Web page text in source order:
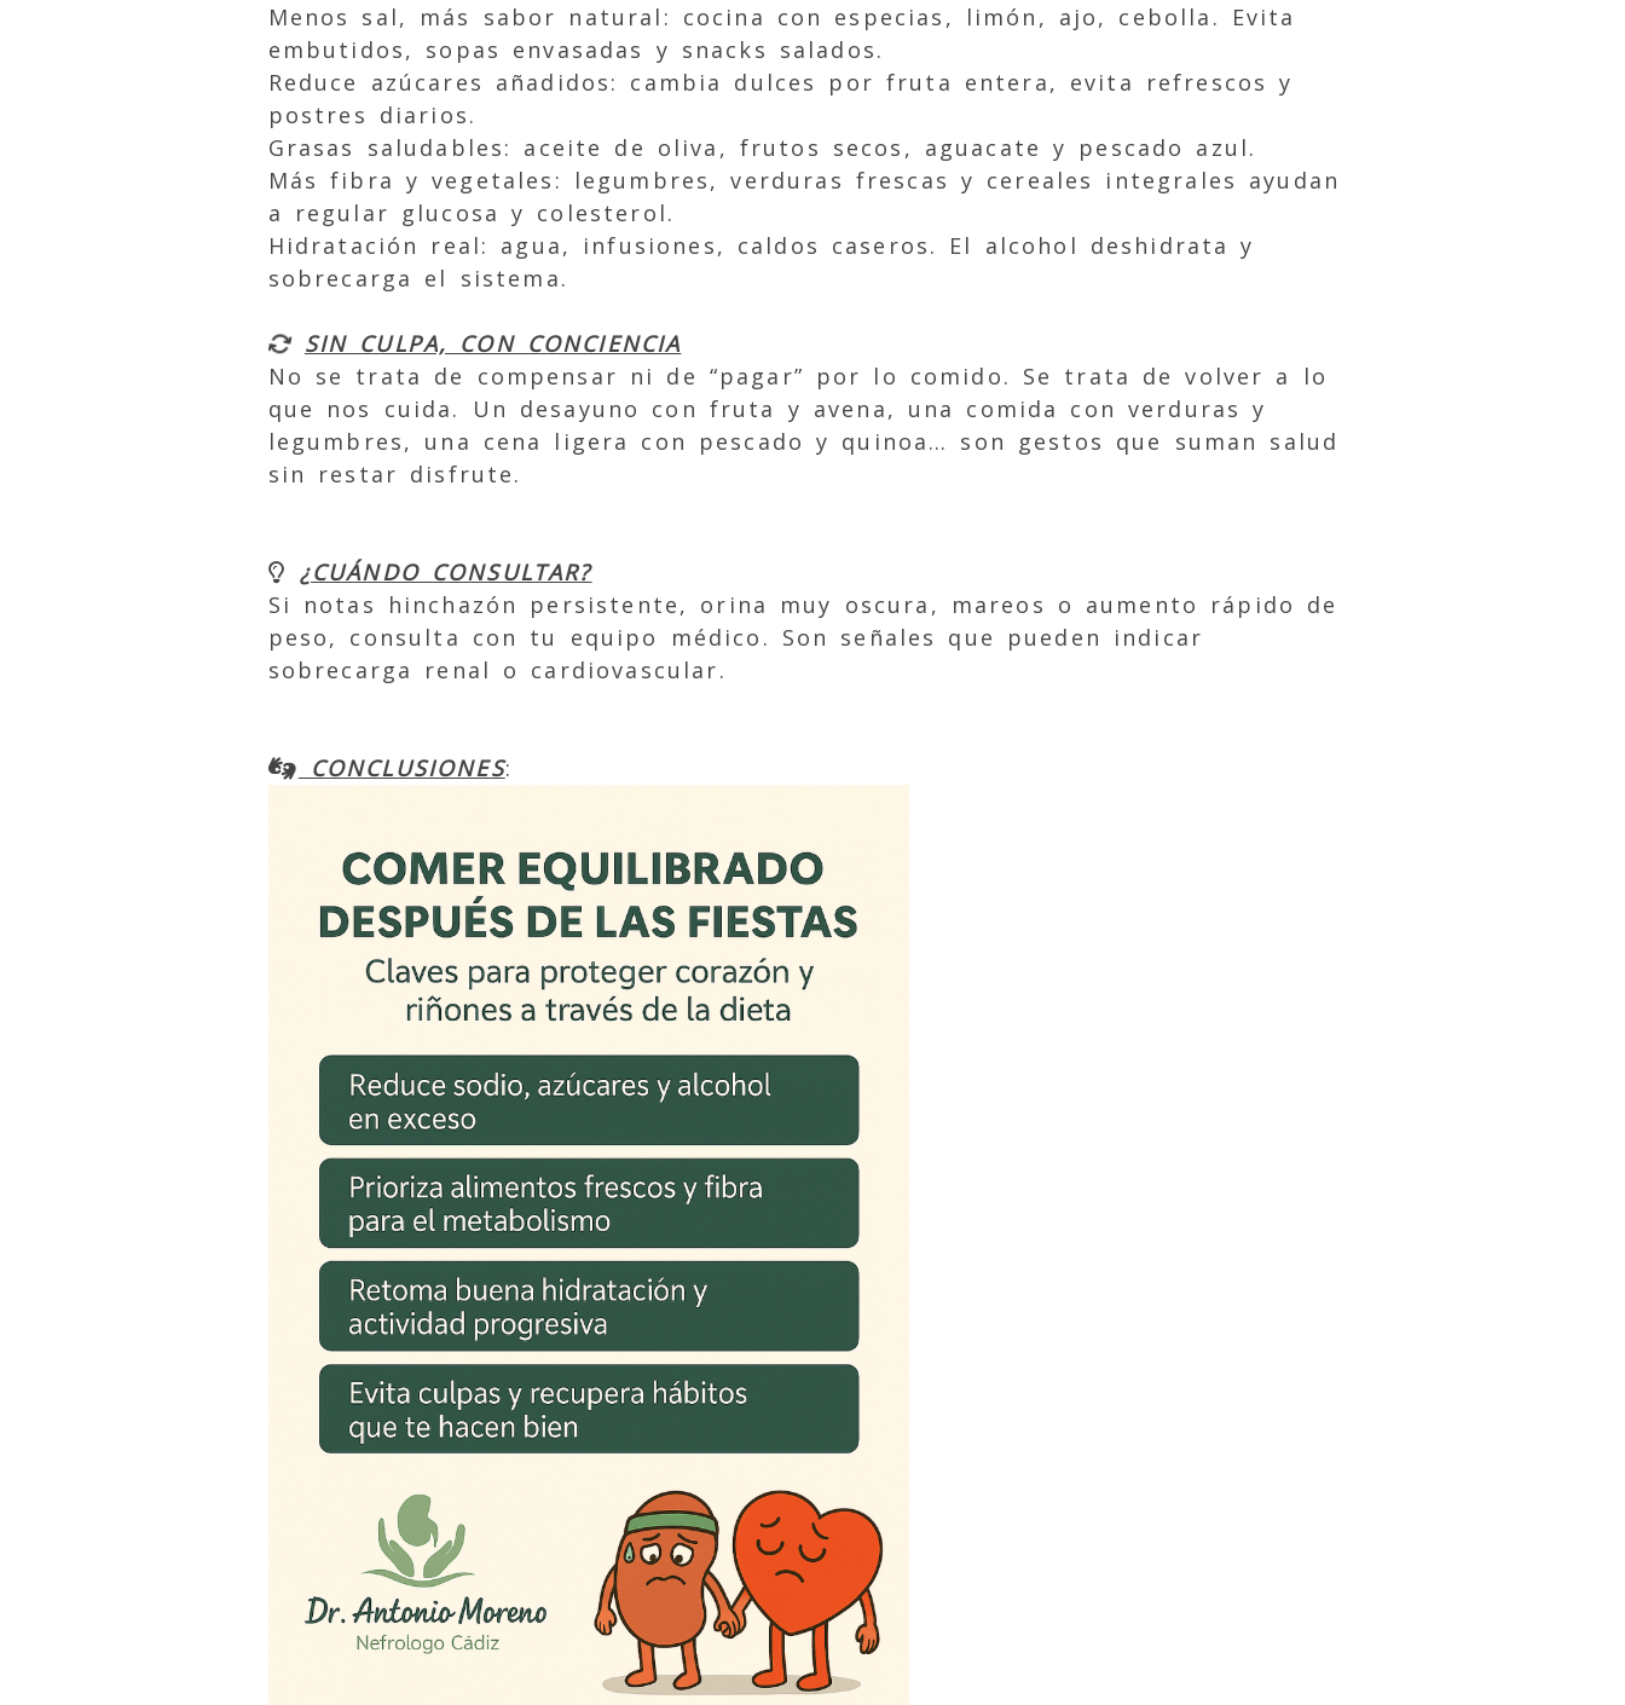
Menos sal, más sabor natural: cocina con especias, limón, ajo, cebolla. Evita
embutidos, sopas envasadas y snacks salados.
Reduce azúcares añadidos: cambia dulces por fruta entera, evita refrescos y
postres diarios.
Grasas saludables: aceite de oliva, frutos secos, aguacate y pescado azul.
Más fibra y vegetales: legumbres, verduras frescas y cereales integrales ayudan
a regular glucosa y colesterol.
Hidratación real: agua, infusiones, caldos caseros. El alcohol deshidrata y
sobrecarga el sistema.
SIN CULPA, CON CONCIENCIA
No se trata de compensar ni de “pagar” por lo comido. Se trata de volver a lo
que nos cuida. Un desayuno con fruta y avena, una comida con verduras y
legumbres, una cena ligera con pescado y quinoa… son gestos que suman salud
sin restar disfrute.
¿CUÁNDO CONSULTAR?
Si notas hinchazón persistente, orina muy oscura, mareos o aumento rápido de
peso, consulta con tu equipo médico. Son señales que pueden indicar
sobrecarga renal o cardiovascular.
CONCLUSIONES: